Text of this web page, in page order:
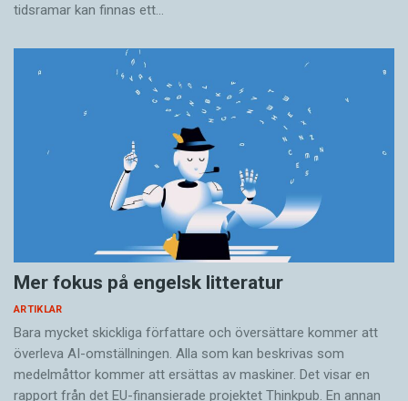
tidsramar kan finnas ett…
Mer fokus på engelsk litteratur
ARTIKLAR
Bara mycket skickliga författare och översättare ­kommer att
överleva AI-omställningen. Alla som kan beskrivas som
medelmåttor kommer att ersättas av maskiner. Det visar en
rapport från det EU-finansierade projektet Thinkpub. En annan